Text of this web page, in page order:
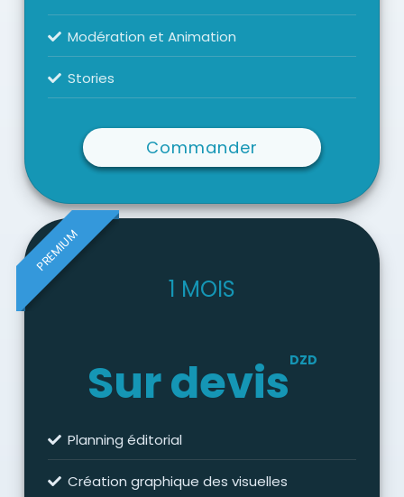
Modération et Animation
Stories
Commander
PREMIUM
1 MOIS
Sur devisDZD
Planning éditorial
Création graphique des visuelles